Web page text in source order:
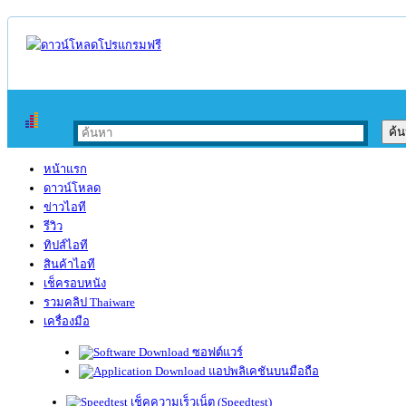
หน้าแรก
ดาวน์โหลด
ข่าวไอที
รีวิว
ทิปส์ไอที
สินค้าไอที
เช็ครอบหนัง
รวมคลิป Thaiware
เครื่องมือ
ซอฟต์แวร์
แอปพลิเคชันบนมือถือ
เช็คความเร็วเน็ต (Speedtest)